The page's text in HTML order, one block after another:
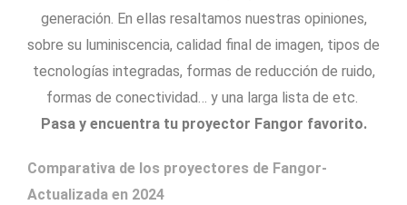
generación. En ellas resaltamos nuestras opiniones,
sobre su luminiscencia, calidad final de imagen, tipos de
tecnologías integradas, formas de reducción de ruido,
formas de conectividad… y una larga lista de etc.
Pasa y encuentra tu proyector Fangor favorito.
Comparativa de los proyectores de Fangor-
Actualizada en 2024